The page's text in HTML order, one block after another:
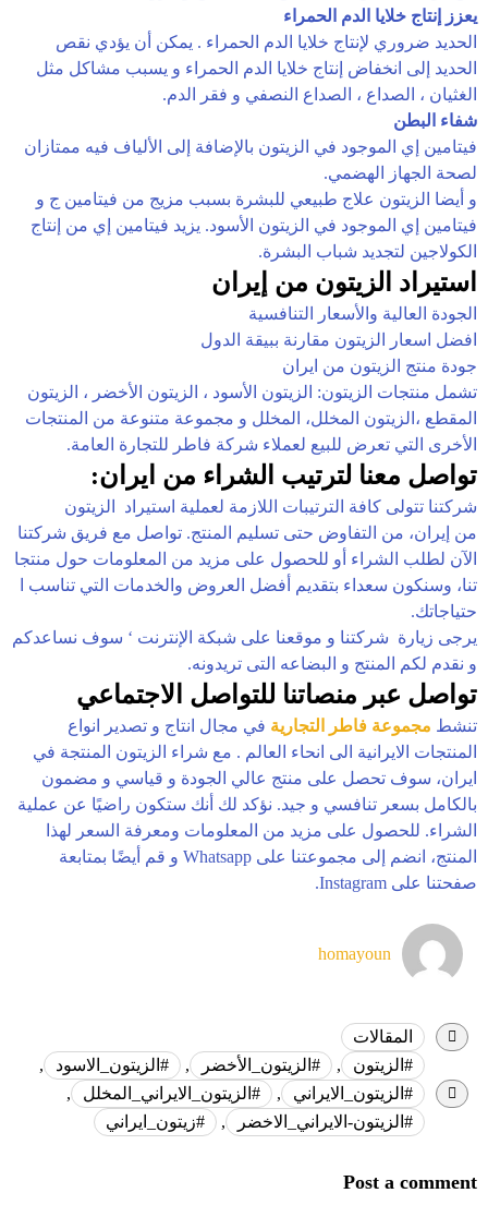
يعزز إنتاج خلايا الدم الحمراء
الحديد ضروري لإنتاج خلايا الدم الحمراء . يمكن أن يؤدي نقص
الحديد إلى انخفاض إنتاج خلايا الدم الحمراء و يسبب مشاكل مثل
الغثيان ، الصداع ، الصداع النصفي و فقر الدم.
شفاء البطن
فيتامين إي الموجود في الزيتون بالإضافة إلى الألياف فيه ممتازان
لصحة الجهاز الهضمي.
و أيضا الزيتون علاج طبيعي للبشرة بسبب مزيج من فيتامين ج و
فيتامين إي الموجود في الزيتون الأسود. يزيد فيتامين إي من إنتاج
الكولاجين لتجديد شباب البشرة.
استيراد الزيتون من إيران
الجودة العالية والأسعار التنافسية
افضل اسعار الزيتون مقارنة ببيقة الدول
جودة منتج الزيتون من ايران
تشمل منتجات الزيتون: الزيتون الأسود ، الزيتون الأخضر ، الزيتون
المقطع ،الزيتون المخلل، المخلل و مجموعة متنوعة من المنتجات
الأخرى التي تعرض للبيع لعملاء شركة فاطر للتجارة العامة.
تواصل معنا لترتيب الشراء من ايران:
شركتنا تتولى كافة الترتيبات اللازمة لعملية استيراد الزيتون
من إيران، من التفاوض حتى تسليم المنتج. تواصل مع فريق شركتنا
الآن لطلب الشراء أو للحصول على مزيد من المعلومات حول منتجا
تنا، وسنكون سعداء بتقديم أفضل العروض والخدمات التي تناسب ا
حتياجاتك.
يرجى زيارة شرکتنا و موقعنا على شبكة الإنترنت ‘ سوف نساعدكم
و نقدم لكم المنتج و البضاعه التی تریدونه.
تواصل عبر منصاتنا للتواصل الاجتماعي
تنشط مجموعة فاطر التجارية في مجال انتاج و تصدير انواع
المنتجات الايرانية الى انحاء العالم . مع شراء الزيتون المنتجة في
ايران، سوف تحصل على منتج عالي الجودة و قياسي و مضمون
بالكامل بسعر تنافسي و جيد. نؤكد لك أنك ستكون راضيًا عن عملية
الشراء. للحصول على مزيد من المعلومات ومعرفة السعر لهذا
المنتج، انضم إلى مجموعتنا على Whatsapp و قم أيضًا بمتابعة
صفحتنا على Instagram.
homayoun
المقالات
#الزيتون
, #الزيتون_الأخضر , #الزيتون_الاسود
,
#الزيتون_الايراني
, #الزيتون_الايراني_المخلل
,
#الزيتون-الايراني_الاخضر
, #زيتون_ايراني
Post a comment